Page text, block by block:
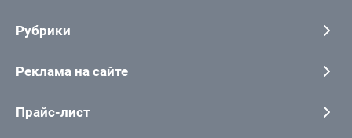
Рубрики
Реклама на сайте
Прайс-лист